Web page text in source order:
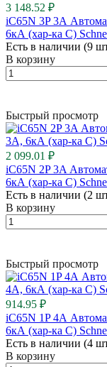
3 148.52 ₽
iC65N 3P 3А
6кА (хар-ка C)
Есть в наличии (9
В корзину
Быстрый просмотр
2 099.01 ₽
iC65N 2P 3A
6кА (хар-ка C)
Есть в наличии (2
В корзину
Быстрый просмотр
914.95 ₽
iC65N 1P 4А
6кА (хар-ка C)
Есть в наличии (4
В корзину